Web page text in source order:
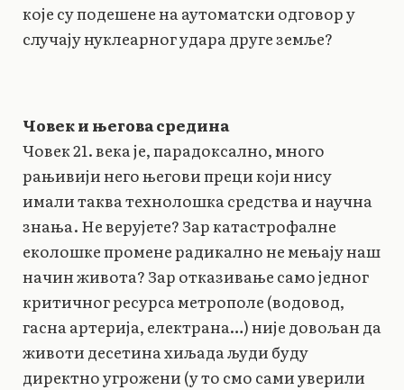
које су подешене на аутоматски одговор у
случају нуклеарног удара друге земље?
Човек и његова средина
Човек 21. века је, парадоксално, много
рањивији него његови преци који нису
имали таква технолошка средства и научна
знања. Не верујете? Зар катастрофалне
еколошке промене радикално не мењају наш
начин живота? Зар отказивање само једног
критичног ресурса метрополе (водовод,
гасна артерија, електрана…) није довољан да
животи десетина хиљада људи буду
директно угрожени (у то смо сами уверили